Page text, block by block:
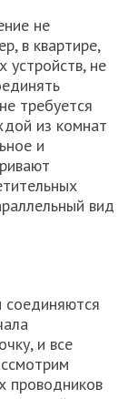
не
в квартире,
устройств, не
требуется
из комнат
и
вид
соединяются
и все
проводников